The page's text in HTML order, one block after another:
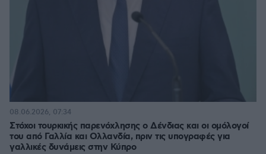
Στόχοι τουρκικής παρενόχλησης ο Δένδιας και οι ομόλογοί
του από Γαλλία και Ολλανδία, πριν τις υπογραφές για
γαλλικές δυνάμεις στην Κύπρο
08.06.2026, 07:34